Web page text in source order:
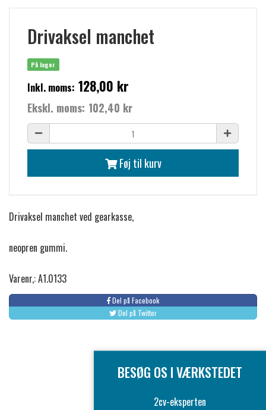
Drivaksel manchet
På lager
Inkl. moms: 128,00 kr
Ekskl. moms: 102,40 kr
Føj til kurv
Drivaksel manchet ved gearkasse,
neopren gummi.
Varenr,: A1.0133
Del på Facebook
Del på Twitter
BESØG OS I VÆRKSTEDET
2cv-eksperten